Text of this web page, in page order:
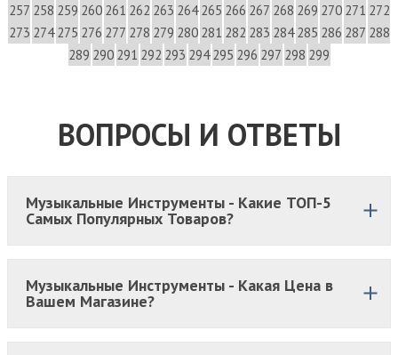
257 258 259 260 261 262 263 264 265 266 267 268 269 270 271 272
273 274 275 276 277 278 279 280 281 282 283 284 285 286 287 288
289 290 291 292 293 294 295 296 297 298 299
ВОПРОСЫ И ОТВЕТЫ
Музыкальные Инструменты - Какие ТОП-5
Самых Популярных Товаров?
Музыкальные Инструменты - Какая Цена в
Вашем Магазине?